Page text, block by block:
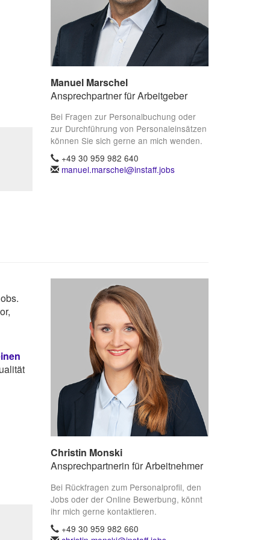
Manuel Marschel
Ansprechpartner für Arbeitgeber
Bei Fragen zur Personalbuchung oder
zur Durchführung von Personaleinsätzen
können Sie sich gerne an mich wenden.
+49 30 959 982 640
manuel.marschel@instaff.jobs
Christin Monski
Ansprechpartnerin für Arbeitnehmer
Bei Rückfragen zum Personalprofil, den
Jobs oder der Online Bewerbung, könnt
ihr mich gerne kontaktieren.
+49 30 959 982 660